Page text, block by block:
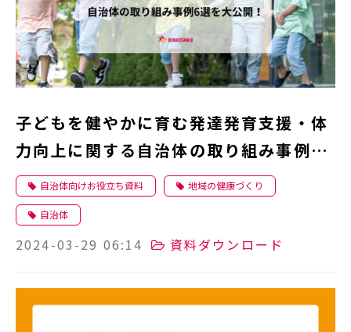
子どもを健やかに育む発達発育支援・体
力向上に関する自治体の取り組み事例6
選を大公開！
自治体向けお役立ち資料 地域の健康づくり
自治体
2024-03-29 06:14 資料ダウンロード